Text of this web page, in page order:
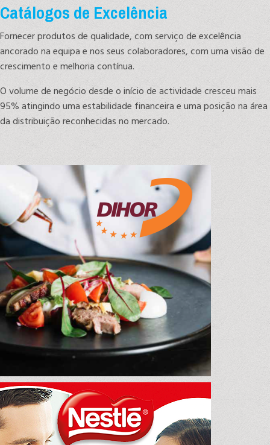
Catálogos de Excelência
Fornecer produtos de qualidade, com serviço de excelência
ancorado na equipa e nos seus colaboradores, com uma visão de
crescimento e melhoria contínua.
O volume de negócio desde o início de actividade cresceu mais
95% atingindo uma estabilidade financeira e uma posição na área
da distribuição reconhecidas no mercado.